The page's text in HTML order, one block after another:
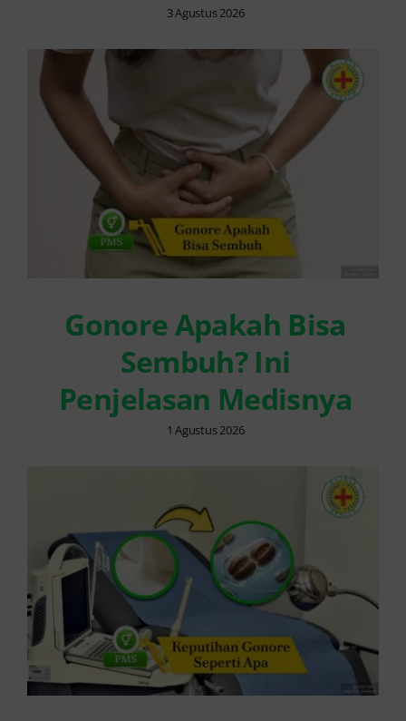
3 Agustus 2026
Gonore Apakah Bisa
Sembuh? Ini
Penjelasan Medisnya
1 Agustus 2026